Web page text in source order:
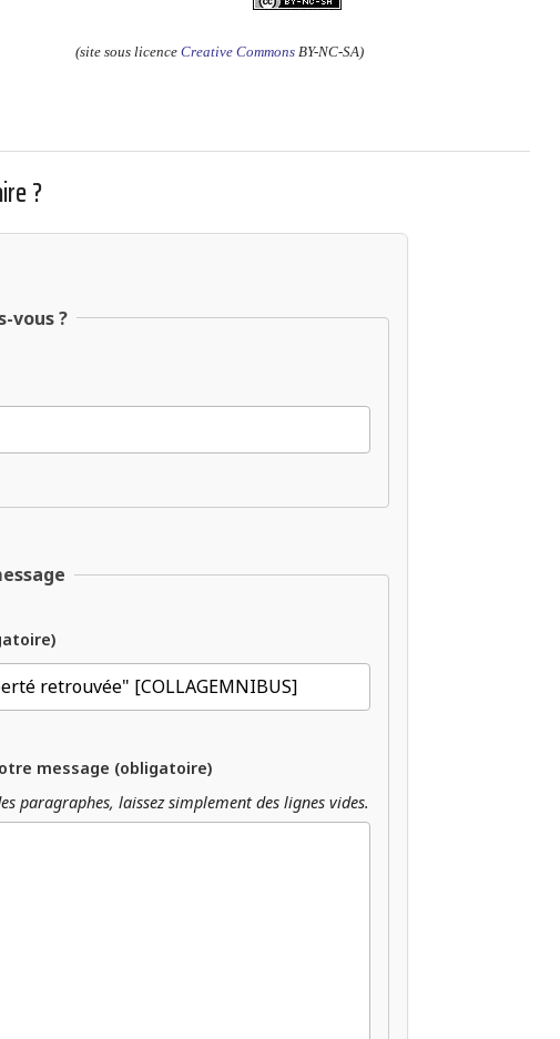
(site sous licence Creative CommonsBY-NC-SA)
?
vous ?
message (obligatoire)
paragraphes, laissez simplement des lignes vides.